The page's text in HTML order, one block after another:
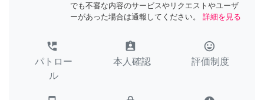
でも不審な内容のサービスやリクエストやユーザ
ーがあった場合は通報してください。
詳細を見る
perm_phone_msg
パトロー
ル
assignment_ind
本人確認
tag_faces
評価制度